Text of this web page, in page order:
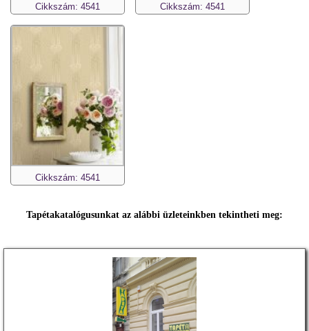
Cikkszám: 4541 Cikkszám: 4541
Cikkszám: 4541
Tapétakatalógusunkat az alábbi üzleteinkben tekintheti meg: